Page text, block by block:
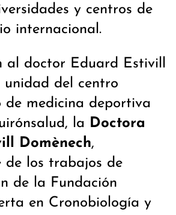
y centros de
internacional.
al doctor Eduard Estivill
unidad del centro
de medicina deportiva
la Doctora
Domènech,
de los trabajos de
de la Fundación
en Cronobiología y